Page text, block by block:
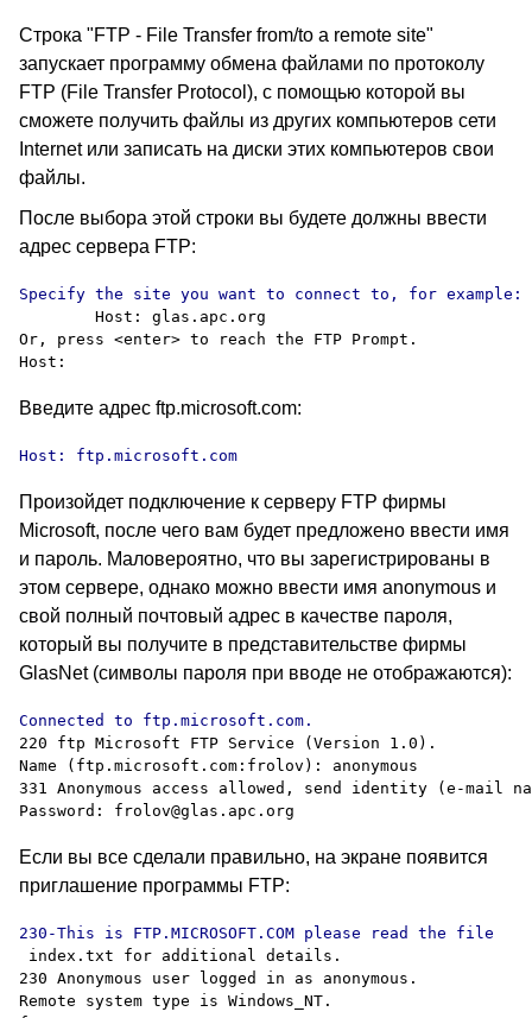
Строка "FTP - File Transfer from/to a remote site"
запускает программу обмена файлами по протоколу
FTP (File Transfer Protocol), с помощью которой вы
сможете получить файлы из других компьютеров сети
Internet или записать на диски этих компьютеров свои
файлы.
После выбора этой строки вы будете должны ввести
адрес сервера FTP:
        Host: glas.apc.org
Or, press <enter> to reach the FTP Prompt.
Введите адрес ftp.microsoft.com:
Host: ftp.microsoft.com
Произойдет подключение к серверу FTP фирмы
Microsoft, после чего вам будет предложено ввести имя
и пароль. Маловероятно, что вы зарегистрированы в
этом сервере, однако можно ввести имя anonymous и
свой полный почтовый адрес в качестве пароля,
который вы получите в представительстве фирмы
GlasNet(символы пароля при вводе не отображаются):
220 ftp Microsoft FTP Service (Version 1.0).
Name (ftp.microsoft.com:frolov): anonymous
331 Anonymous access allowed, send identity (e-mail
Если вы все сделали правильно, на экране появится
приглашение программы FTP:
index.txt for additional details.
230 Anonymous user logged in as anonymous.
Remote system type is Windows_NT.